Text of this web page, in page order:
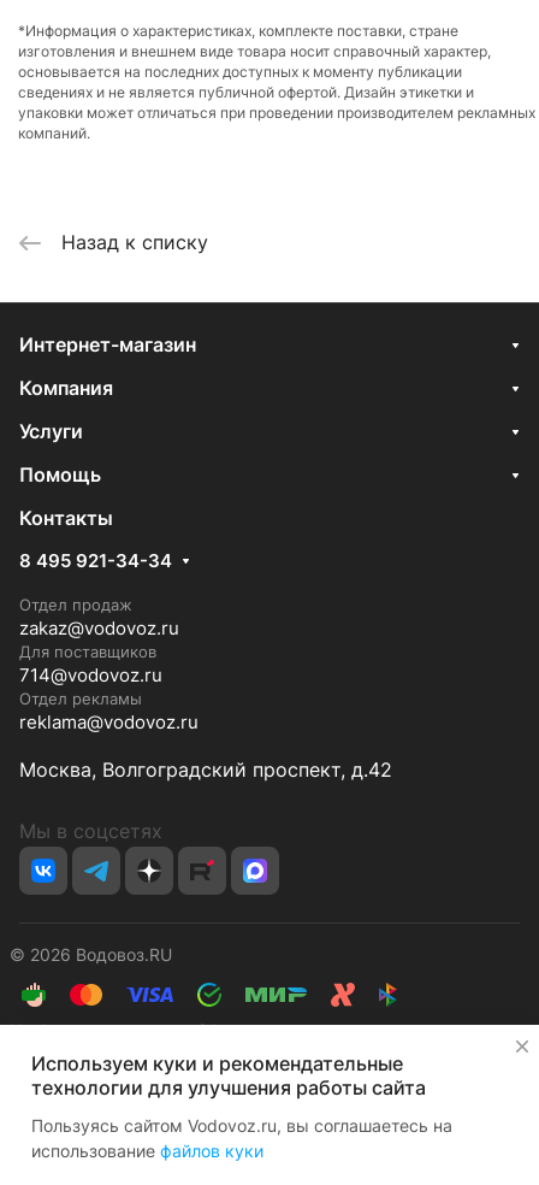
*Информация о характеристиках, комплекте поставки, стране
изготовления и внешнем виде товара носит справочный характер,
основывается на последних доступных к моменту публикации
сведениях и не является публичной офертой. Дизайн этикетки и
упаковки может отличаться при проведении производителем рекламных
компаний.
Назад к списку
Интернет-магазин
Компания
Услуги
Помощь
Контакты
8 495 921-34-34
Отдел продаж
zakaz@vodovoz.ru
Для поставщиков
714@vodovoz.ru
Отдел рекламы
reklama@vodovoz.ru
Москва, Волгоградский проспект, д.42
Мы в соцсетях
© 2026 Водовоз.RU
КонфиденциальностьОферта
Используем куки и рекомендательные
технологии для улучшения работы сайта
Пользуясь сайтом Vodovoz.ru, вы соглашаетесь на
использование файлов куки